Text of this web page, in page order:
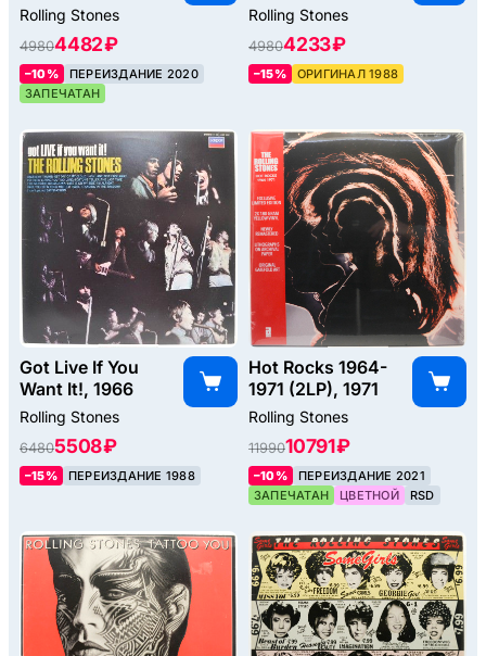
Rolling Stones
49804482 ₽
–10%
ПЕРЕИЗДАНИЕ 2020
ЗАПЕЧАТАН
Rolling Stones
49804233 ₽
–15% ОРИГИНАЛ 1988
Got Live If You
Want It!, 1966
Rolling Stones
64805508 ₽
–15% ПЕРЕИЗДАНИЕ 1988
Hot Rocks 1964-
1971 (2LP), 1971
Rolling Stones
1199010791 ₽
–10%
ПЕРЕИЗДАНИЕ 2021
ЗАПЕЧАТАН
ЦВЕТНОЙ RSD